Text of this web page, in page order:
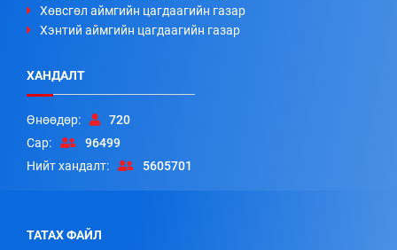
Хөвсгөл аймгийн цагдаагийн газар
Хэнтий аймгийн цагдаагийн газар
ХАНДАЛТ
Өнөөдөр:
720
Сар:
96499
Нийт хандалт:
5605701
ТАТАХ ФАЙЛ